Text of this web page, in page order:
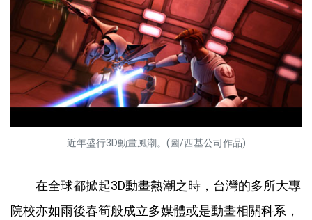
近年盛行3D動畫風潮。(圖/西基公司作品)
在全球都掀起3D動畫熱潮之時，台灣的多所大專
院校亦如雨後春筍般成立多媒體或是動畫相關科系，